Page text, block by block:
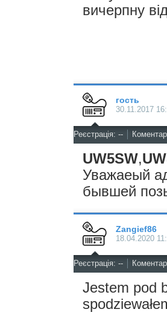
вичерпну
гость
30.11.2017
Реєстрація: --
^
UW5SW,
Уважаеый
бывшей
Zangief86
18.04.2020
Реєстрація: --
Jestem pod